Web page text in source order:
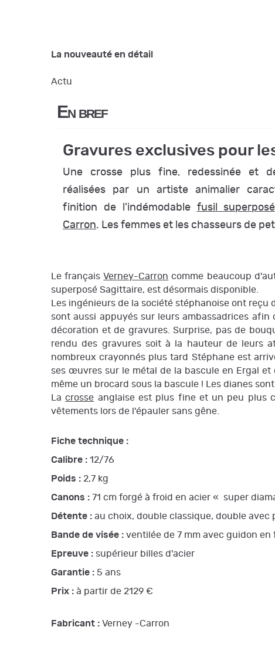
La nouveauté en détail
Actu
En bref
Gravures exclusives pour
Une crosse plus fine, redessinée et
réalisées par un artiste animalier
finition de l'indémodable fusil superposé
Carron. Les femmes et les chasseurs de
Le françaisVerney-Carron comme beaucoup
superposé Sagittaire, est désormais disponible.
Les ingénieurs de la société stéphanoise ont
sont aussi appuyés sur leurs ambassadrices
décoration et de gravures. Surprise, pas de
rendu des gravures soit à la hauteur de leurs
nombreux crayonnés plus tard Stéphane est
ses œuvres sur le métal de la bascule en Ergal
même un brocard sous la bascule ! Les dianes
Lacrosse anglaise est plus fine et un peu plus
vêtements lors de l'épauler sans gêne.
Fiche technique :
Calibre : 12/76
Poids : 2,7 kg
Canons : 71 cm forgé à froid en acier « super
Détente : au choix, double classique, double avec
Bande de visée : ventilée de 7 mm avec guidon
Epreuve : supérieur billes d'acier
Garantie : 5 ans
Prix : à partir de 2129 €
Fabricant : Verney -Carron